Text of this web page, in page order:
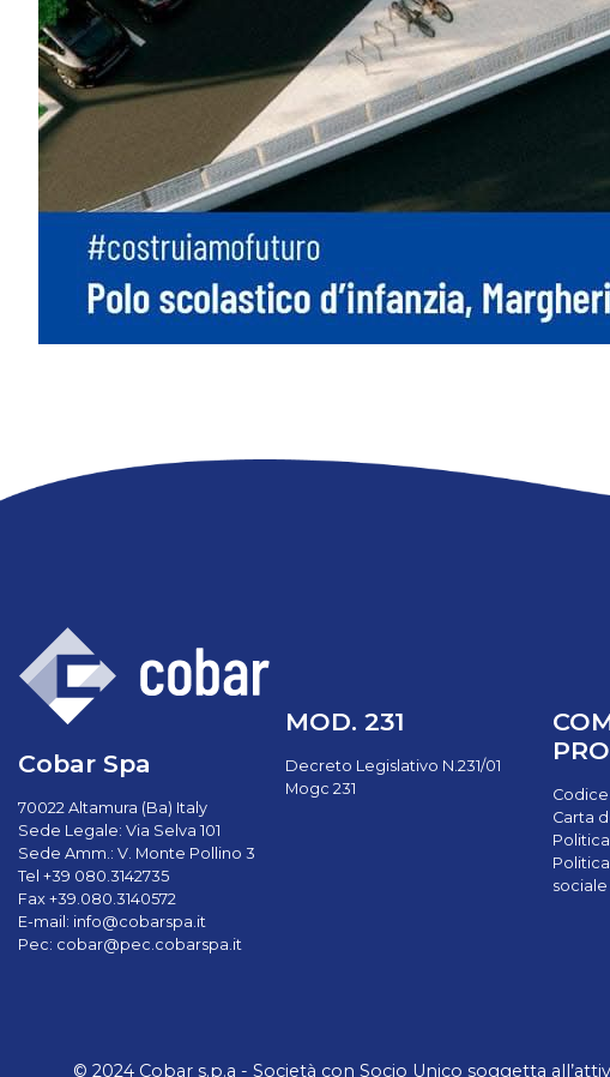
Cobar Spa
70022 Altamura (Ba) Italy
Sede Legale: Via Selva 101
Sede Amm.: V. Monte Pollino 3
Tel +39 080.3142735
Fax +39.080.3140572
E-mail: info@cobarspa.it
Pec: cobar@pec.cobarspa.it
MOD. 231
Decreto Legislativo N.231/01
Mogc 231
Carta
sociale
© 2024 Cobar s.p.a - Società con Socio Unico soggetta